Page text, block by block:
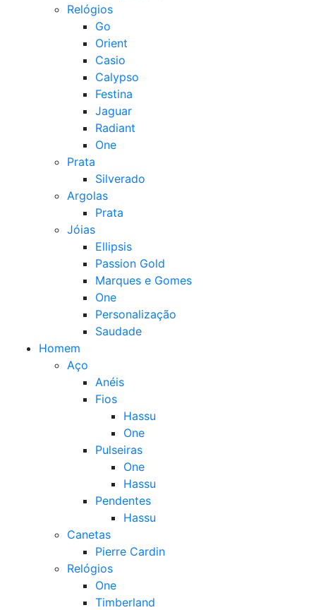
Relógios
Go
Orient
Casio
Calypso
Festina
Jaguar
Radiant
One
Prata
Silverado
Argolas
Prata
Jóias
Ellipsis
Passion Gold
Marques e Gomes
One
Personalização
Saudade
Homem
Aço
Anéis
Fios
Hassu
One
Pulseiras
One
Hassu
Pendentes
Hassu
Canetas
Pierre Cardin
Relógios
One
Timberland